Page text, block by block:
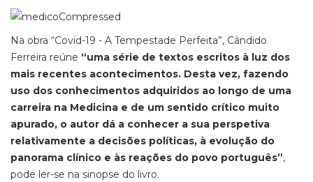
Na obra “Covid-19 - A Tempestade Perfeita”, Cândido
Ferreira reúne “uma série de textos escritos à luz dos
mais recentes acontecimentos. Desta vez, fazendo
uso dos conhecimentos adquiridos ao longo de uma
carreira na Medicina e de um sentido crítico muito
apurado, o autor dá a conhecer a sua perspetiva
relativamente a decisões políticas, à evolução do
panorama clínico e às reações do povo português”,
pode ler-se na sinopse do livro.